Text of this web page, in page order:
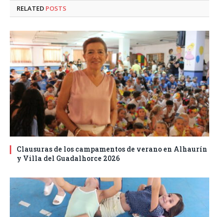
RELATED POSTS
Clausuras de los campamentos de verano en Alhaurín
y Villa del Guadalhorce 2026